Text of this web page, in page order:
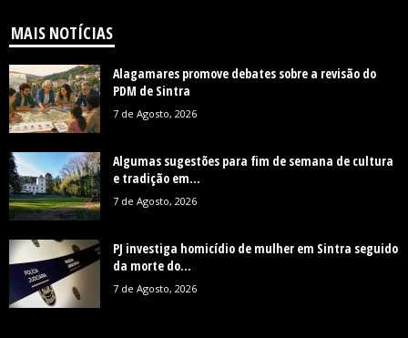
MAIS NOTÍCIAS
Alagamares promove debates sobre a revisão do
PDM de Sintra
7 de Agosto, 2026
Algumas sugestões para fim de semana de cultura
e tradição em...
7 de Agosto, 2026
PJ investiga homicídio de mulher em Sintra seguido
da morte do...
7 de Agosto, 2026